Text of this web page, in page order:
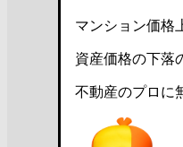
マンション価格
資産価格の下落
不動産のプロに